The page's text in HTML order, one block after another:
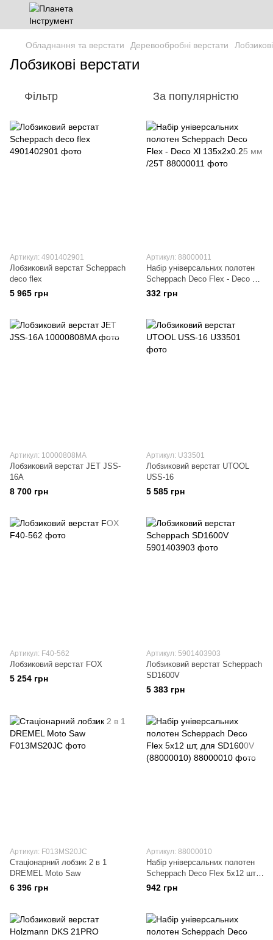
Обладнання та верстати Деревообробні верстати
Лобзикові верстати
Фільтр За популярністю
Артикул: 4901402901
Лобзиковий верстат Scheppach
deco flex
5 965 грн
Артикул: 88000011
Набір універсальних полотен
Scheppach Deco Flex - Deco Xl
135x2x0.25 мм /25Т
332 грн
Артикул: 10000808MA
Лобзиковий верстат JET JSS-
16A
8 700 грн
Артикул: U33501
Лобзиковий верстат UTOOL
USS-16
5 585 грн
Артикул: F40-562
Лобзиковий верстат FOX
5 254 грн
Артикул: 5901403903
Лобзиковий верстат Scheppach
SD1600V
5 383 грн
Артикул: F013MS20JC
Стаціонарний лобзик 2 в 1
DREMEL Moto Saw
6 396 грн
Артикул: 88000010
Набір універсальних полотен
Scheppach Deco Flex 5х12 шт,
для SD1600V (88000010)
942 грн